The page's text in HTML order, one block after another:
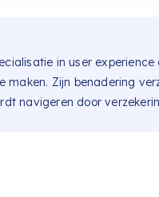
in user
maken. Zijn benadering
navigeren door